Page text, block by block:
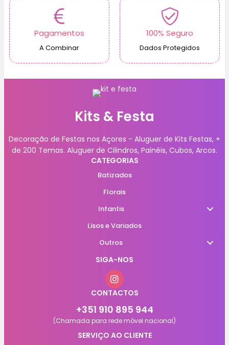
Pagamentos
A Combinar
100% Seguro
Dados Protegidos
Kits & Festa
Decoração de Festas nos Açores - Aluguer de Kits Festas, +
de 200 Temas. Aluguer de Cilindros, Painéis, Cubos, Arcos.
CATEGORIAS
Batizados
Florais
Infantis
Lisos e Variados
Outros
SIGA-NOS
CONTACTOS
+351 910 895 944
(Chamada para rede móvel nacional)
SERVIÇO AO CLIENTE